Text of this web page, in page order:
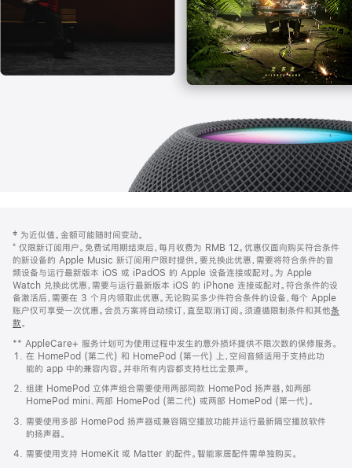
页
页
脚
注
‡ 为近似值。金额可能随时间变动。
⁺ 仅限新订阅用户。免费试用期结束后，每月收费为 RMB 12。优惠仅面向购买符合条件
的新设备的 Apple Music 新订阅用户限时提供。要兑换此优惠，需要将符合条件的音
频设备与运行最新版本 iOS 或 iPadOS 的 Apple 设备连接或配对。为 Apple
Watch 兑换此优惠，需要与运行最新版本 iOS 的 iPhone 连接或配对。符合条件的设
备激活后，需要在 3 个月内领取此优惠。无论购买多少件符合条件的设备，每个 Apple
账户仅可享受一次优惠。会员方案将自动续订，直至取消订阅。须遵循限制条件和其他条
款。
窗
口
中
打
开)
** AppleCare+ 服务计划可为使用过程中发生的意外损坏提供不限次数的保修服务。
在 HomePod (第二代) 和 HomePod (第一代) 上，空间音频适用于支持此功
能的 app 中的兼容内容。并非所有内容都支持杜比全景声。
组建 HomePod 立体声组合需要使用两部同款 HomePod 扬声器，如两部
HomePod mini、两部 HomePod (第二代) 或两部 HomePod (第一代)。
需要使用多部 HomePod 扬声器或兼容隔空播放功能并运行最新隔空播放软件
的扬声器。
需要使用支持 HomeKit 或 Matter 的配件。智能家居配件需单独购买。